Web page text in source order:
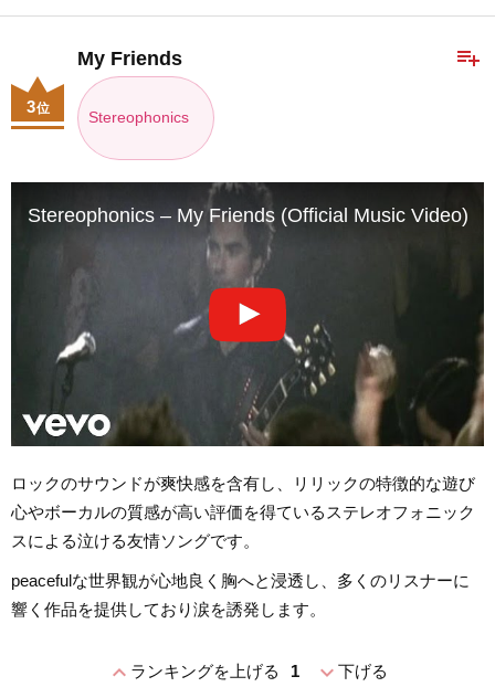
playlist_add
My Friends
Stereophonics
3位
Stereophonics – My Friends (Official Music Video)
ロックのサウンドが爽快感を含有し、リリックの特徴的な遊び
心やボーカルの質感が高い評価を得ているステレオフォニック
スによる泣ける友情ソングです。
peacefulな世界観が心地良く胸へと浸透し、多くのリスナーに
響く作品を提供しており涙を誘発します。
expand_lessランキングを上げる 1 expand_more下げる